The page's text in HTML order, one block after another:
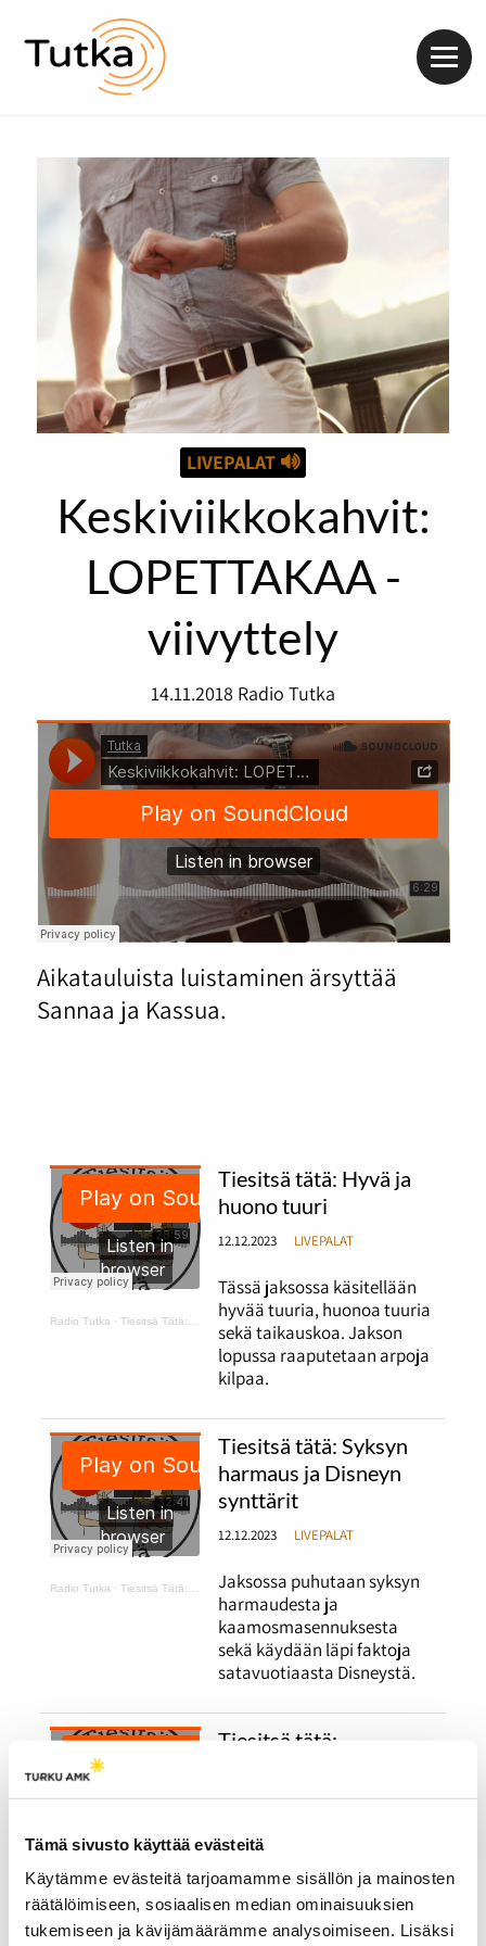
Tämä sivusto käyttää evästeitä
Käytämme evästeitä tarjoamamme sisällön ja mainosten
räätälöimiseen, sosiaalisen median ominaisuuksien
tukemiseen ja kävijämäärämme analysoimiseen. Lisäksi
LIVEPALAT
Keskiviikkokahvit:
LOPETTAKAA -
viivyttely
14.11.2018 Radio Tutka
Aikatauluista luistaminen ärsyttää
Sannaa ja Kassua.
Radio Tutka ·Tiesitsä Tätä: hyvä ja huono tuuri
Tiesitsä tätä: Hyvä ja
huono tuuri
12.12.2023 LIVEPALAT
Tässä jaksossa käsitellään
hyvää tuuria, huonoa tuuria
sekä taikauskoa. Jakson
lopussa raaputetaan arpoja
kilpaa.
Radio Tutka ·Tiesitsä Tätä: harmaus ja Disneyn synttärit
Tiesitsä tätä: Syksyn
harmaus ja Disneyn
synttärit
12.12.2023 LIVEPALAT
Jaksossa puhutaan syksyn
harmaudesta ja
kaamosmasennuksesta
sekä käydään läpi faktoja
satavuotiaasta Disneystä.
Radio Tutka ·Tiesitsä Tätä: Halloween
Tiesitsä tätä:
syksyiset juhlat
Jaksossa puhutaan
halloweenista ja erilaisista
halloweenin viettotavoista.